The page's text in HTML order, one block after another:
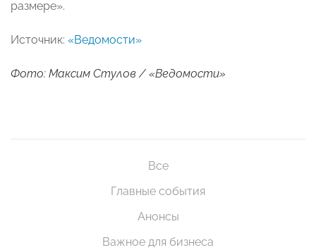
размере».
Источник: «Ведомости»
Фото: Максим Стулов / «Ведомости»
Все
Главные события
Анонсы
Важное для бизнеса